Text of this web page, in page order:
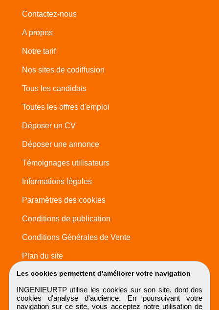
Les cookies permettent d'améliorer votre navigation
INGENIEURTP utilise les cookies sur son site, dont des
cookies d'analyse d'audience. En poursuivant votre
navigation sur ce site, vous acceptez notre utilisation de
Contactez-nous
A propos
Notre tarif
Nos sites de codiffusion
Tous les candidats
Toutes les offres d'emploi
Déposer un CV
Déposer une annonce
Témoignages utilisateurs
Informations légales
Paramètres des cookies
Conditions de publication
Conditions Générales de Vente
Plan du site